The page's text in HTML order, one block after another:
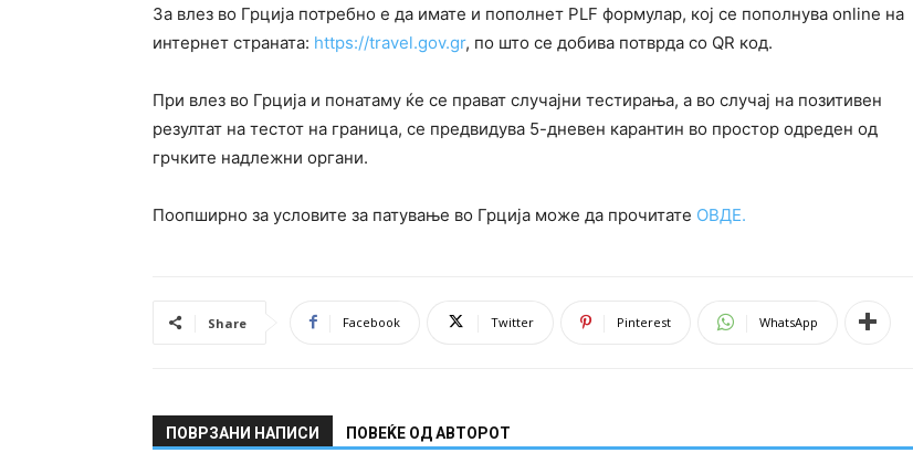
За влез во Грција потребно е да имате и пополнет PLF формулар, кој се пополнува online на
интернет страната: https://travel.gov.gr, по што се добива потврда со QR код.
При влез во Грција и понатаму ќе се прават случајни тестирања, а во случај на позитивен
резултат на тестот на граница, се предвидува 5-дневен карантин во простор одреден од
грчките надлежни органи.
Поопширно за условите за патување во Грција може да прочитате ОВДЕ.
Share Facebook Twitter Pinterest WhatsApp
ПОВРЗАНИ НАПИСИ ПОВЕЌЕ ОД АВТОРОТ